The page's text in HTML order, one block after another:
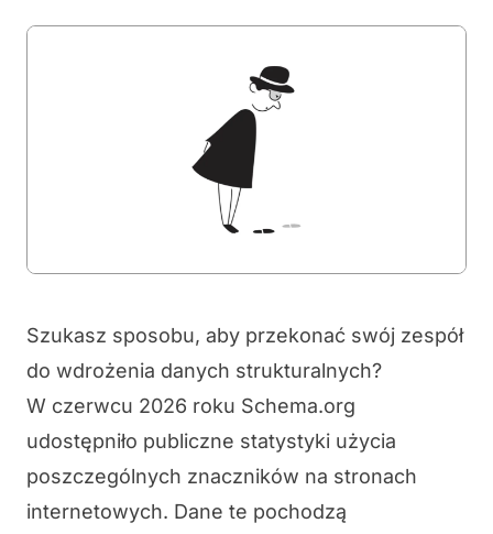
Szukasz sposobu, aby przekonać swój zespół
do wdrożenia danych strukturalnych?
W czerwcu 2026 roku Schema.org
udostępniło publiczne statystyki użycia
poszczególnych znaczników na stronach
internetowych. Dane te pochodzą